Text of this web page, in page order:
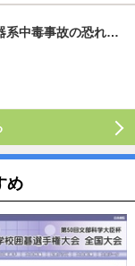
系中毒事故の恐れ…
め